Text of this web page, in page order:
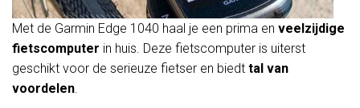
Met de Garmin Edge 1040 haal je een prima en veelzijdige
fietscomputer in huis. Deze fietscomputer is uiterst
geschikt voor de serieuze fietser en biedt tal van
voordelen.